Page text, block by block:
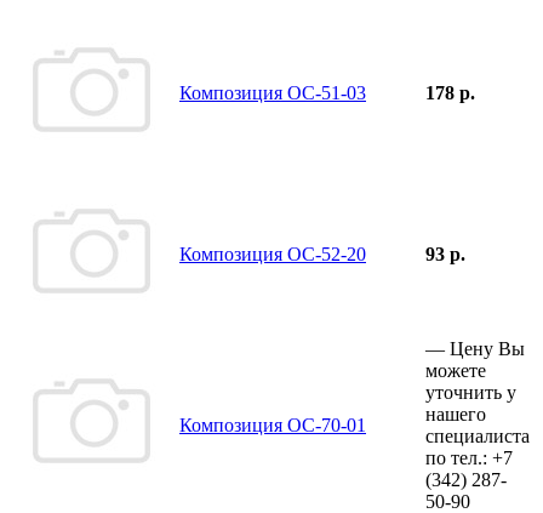
Композиция ОС-51-03 178 р.
Композиция ОС-52-20 93 р.
Композиция ОС-70-01
— Цену Вы
можете
уточнить у
нашего
специалиста
по тел.: +7
(342) 287-
50-90